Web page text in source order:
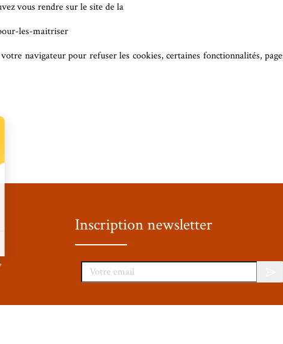
vous rendre sur le site de la
les-maitriser
navigateur pour refuser les cookies, certaines fonctionnalités,
Inscription newsletter
Votre email